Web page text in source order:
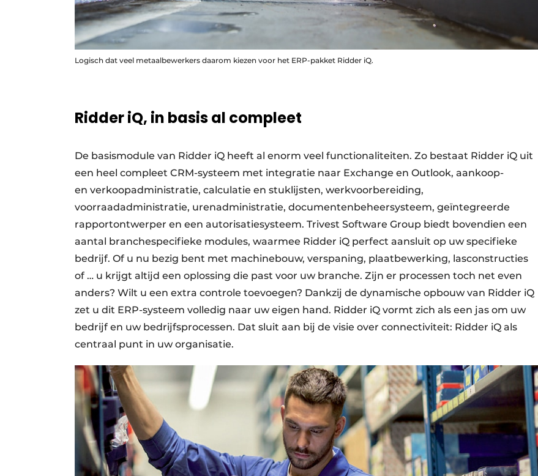
Logisch dat veel metaalbewerkers daarom kiezen voor het ERP-pakket Ridder iQ.
Ridder iQ, in basis al compleet
De basismodule van Ridder iQ heeft al enorm veel functionaliteiten. Zo bestaat Ridder iQ uit
een heel compleet CRM-systeem met inte­gratie naar Exchange en Outlook, aankoop-
en verkoopadministratie, calculatie en stuklijsten, werk­voorbereiding,
voorraadadministratie, uren­administratie, documentenbeheersysteem, geïntegreerde
rapportontwerper en een autorisatiesysteem. Trivest Software Group biedt bovendien een
aantal branchespecifieke modules, waarmee Ridder iQ perfect aansluit op uw specifieke
bedrijf. Of u nu bezig bent met machinebouw, verspaning, plaatbewerking, lasconstructies
of … u krijgt altijd een oplossing die past voor uw branche. Zijn er processen toch net even
anders? Wilt u een extra controle toevoegen? Dankzij de dynamische opbouw van Ridder iQ
zet u dit ERP-systeem volledig naar uw eigen hand. Ridder iQ vormt zich als een jas om uw
bedrijf en uw bedrijfsprocessen. Dat sluit aan bij de visie over connectiviteit: Ridder iQ als
centraal punt in uw organisatie.